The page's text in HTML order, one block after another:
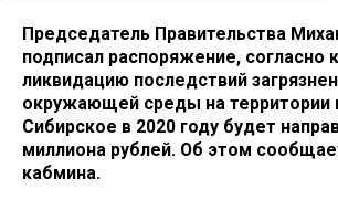
Председатель Правительства
подписал распоряжение, согласно
ликвидацию последствий
окружающей среды на территории
Сибирское в 2020 году будет
миллиона рублей. Об этом
кабмина.